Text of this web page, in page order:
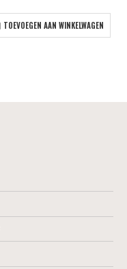
TOEVOEGEN AAN WINKELWAGEN